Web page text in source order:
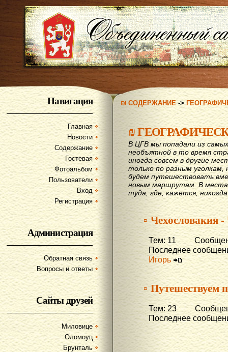
Навигация
Главная
Новости
Содержание
Гостевая
Фотоальбом
Пользователи
Вход
Регистрация
Администрация
Обратная связь
Вопросы и ответы
Сайты друзей
Миловице
Оломоуц
Брунталь
₪ СОДЕРЖАНИЕ->
₪
В ЦГВ мы попадали из
необъятной в то время
иногда совсем в другие
только по разным
будем путешествовать
новым маршрутам. В
туда, где, кажется,
▫ Чехословакия
Тем: 11
Последнее
Игорь
▫ Путешествуем
Тем: 23
Последнее